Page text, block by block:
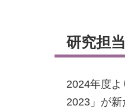
研究担
2024年度
2023」が